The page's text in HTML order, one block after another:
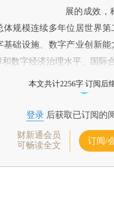
展的成效，
体规模连续多年位居世界
基础设施、数字产业创新
数字经济治理水平、国际
本文共计2256字 订阅后
登录后获取已订阅的
财新通会员
可畅读全文
订阅/